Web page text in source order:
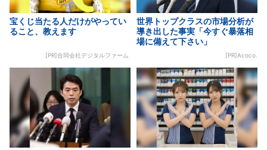
宝くじ当たる人だけがやってい
ること、教えます
[PR]合同会社デジタルファーム
世界トップクラスの市場分析が
導き出した事実「今すぐ暴落相
場に備えて下さい」
[PR]Acoco.